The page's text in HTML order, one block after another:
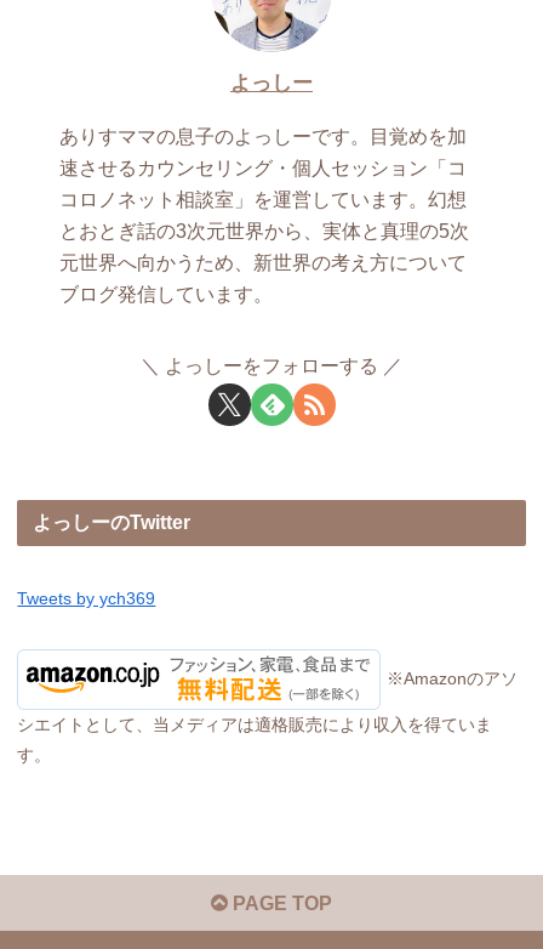
よっしー
ありすママの息子のよっしーです。目覚めを加
速させるカウンセリング・個人セッション「コ
コロノネット相談室」を運営しています。幻想
とおとぎ話の3次元世界から、実体と真理の5次
元世界へ向かうため、新世界の考え方について
ブログ発信しています。
よっしーをフォローする
よっしーのTwitter
Tweets by ych369
※Amazonのアソ
シエイトとして、当メディアは適格販売により収入を得ていま
す。
PAGE TOP